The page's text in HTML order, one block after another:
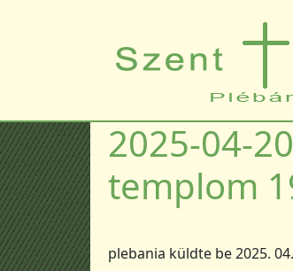
2025-04-
templom
plebania küldte be2025.